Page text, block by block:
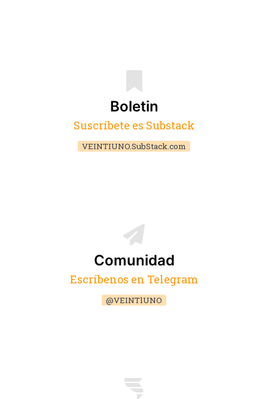
Boletin
Suscríbete es Substack
VEINTIUNO.SubStack.com
Comunidad
Escríbenos en Telegram
@VEINTlUNO